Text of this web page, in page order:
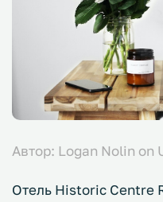
Автор: Logan Nolin on
Отель Historic Centre